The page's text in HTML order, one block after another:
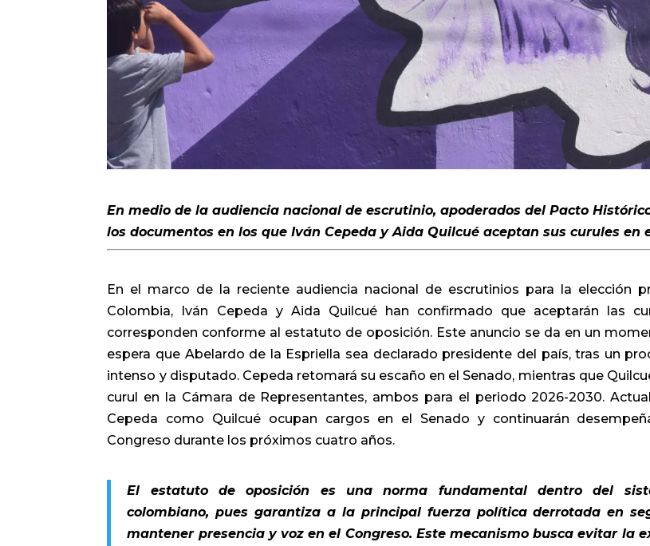
En medio de la audiencia nacional de escrutinio, apoderados del Pacto
los documentos en los que Iván Cepeda y Aida Quilcué aceptan sus curules en
En el marco de la reciente audiencia nacional de escrutinios para la elección
Colombia, Iván Cepeda y Aida Quilcué han confirmado que aceptarán las
corresponden conforme al estatuto de oposición. Este anuncio se da en un
espera que Abelardo de la Espriella sea declarado presidente del país, tras un
intenso y disputado. Cepeda retomará su escaño en el Senado, mientras que
curul en la Cámara de Representantes, ambos para el periodo 2026-2030.
Cepeda como Quilcué ocupan cargos en el Senado y continuarán
Congreso durante los próximos cuatro años.
El estatuto de oposición es una norma fundamental dentro del
colombiano, pues garantiza a la principal fuerza política derrotada en
mantener presencia y voz en el Congreso. Este mecanismo busca evitar la